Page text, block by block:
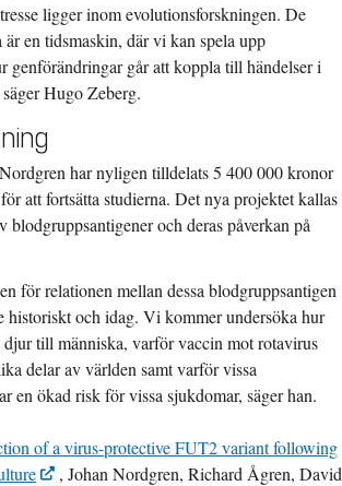
ligger inom evolutionsforskningen. De
är en tidsmaskin, där vi kan spela upp
genförändringar går att koppla till händelser i
Hugo Zeberg.
har nyligen tilldelats 5 400 000 kronor
att fortsätta studierna. Det nya projektet kallas
blodgruppsantigener och deras påverkan på
för relationen mellan dessa blodgruppsantigen
historiskt och idag. Vi kommer undersöka hur
till människa, varför vaccin mot rotavirus
delar av världen samt varför vissa
en ökad risk för vissa sjukdomar, säger han.
of a virus-protective FUT2 variant following
, Johan Nordgren, Richard Ågren, David